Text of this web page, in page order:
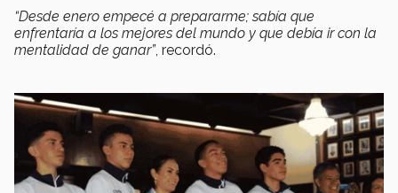
“Desde enero empecé a prepararme; sabía que
enfrentaría a los mejores del mundo y que debía ir con la
mentalidad de ganar”, recordó.